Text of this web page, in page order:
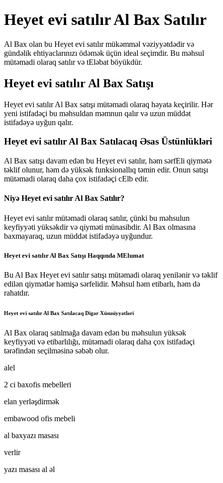
Heyet evi satılır Al Bax Satılır
Al Bax olan bu Heyet evi satılır mükəmməl vəziyyətdədir və
gündəlik ehtiyaclarınızı ödəmək üçün ideal seçimdir. Bu məhsul
mütəmadi olaraq satılır və tEləbat böyükdür.
Heyet evi satılır Al Bax Satışı
Heyet evi satılır Al Bax satışı mütəmadi olaraq həyata keçirilir. Hər
yeni istifadəçi bu məhsuldan məmnun qalır və uzun müddət
istifadəyə uyğun qalır.
Heyet evi satılır Al Bax Satılacaq Əsas Üstünlükləri
Al Bax satışı davam edən bu Heyet evi satılır, həm sərfEli qiymətə
təklif olunur, həm də yüksək funksionallıq təmin edir. Onun satışı
mütəmadi olaraq daha çox istifadəçi cElb edir.
Niyə Heyet evi satılır Al Bax Satılır?
Heyet evi satılır mütəmadi olaraq satılır, çünki bu məhsulun
keyfiyyəti yüksəkdir və qiyməti münasibdir. Al Bax olmasına
baxmayaraq, uzun müddət istifadəyə uyğundur.
Heyet evi satılır Al Bax Satışı Haqqında MElumat
Bu Al Bax Heyet evi satılır satışı mütəmadi olaraq yenilənir və təklif
edilən qiymətlər həmişə sərfelidir. Məhsul həm etibarlı, həm də
rahatdır.
Heyet evi satılır Al Bax Satılacaq Digər Xüsusiyyətləri
Al Bax olaraq satılmağa davam edən bu məhsulun yüksək
keyfiyyəti və etibarlılığı, mütəmadi olaraq daha çox istifadəçi
tərəfindən seçilməsinə səbəb olur.
alel
2 ci baxofis mebelleri
elan yerləşdirmək
embawood ofis mebeli
al baxyazı masası
verlir
yazı masası al əl